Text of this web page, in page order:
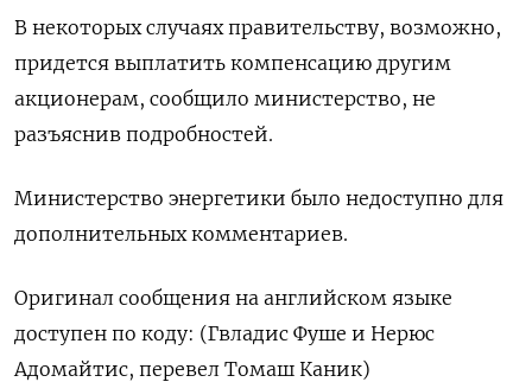
В некоторых случаях правительству, возможно,
придется выплатить компенсацию другим
акционерам, сообщило министерство, не
разъяснив подробностей.
Министерство энергетики было недоступно для
дополнительных комментариев.
Оригинал сообщения на английском языке
доступен по коду: (Гвладис Фуше и Нерюс
Адомайтис, перевел Томаш Каник)